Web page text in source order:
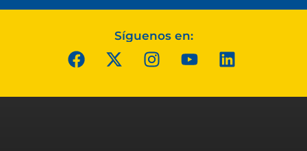
Síguenos en: